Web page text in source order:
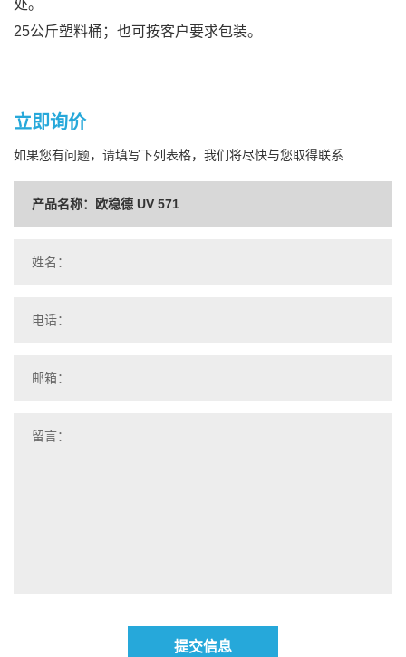
处。
25公斤塑料桶；也可按客户要求包装。
立即询价
如果您有问题，请填写下列表格，我们将尽快与您取得联系
提交信息